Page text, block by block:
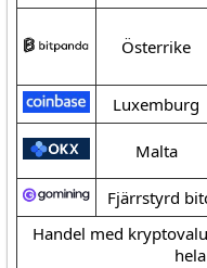
Österrike
Luxemburg
Malta
Fjärrstyrd
Handel med